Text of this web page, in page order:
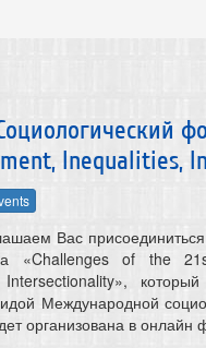
Inequalities,
Вас
«Challenges of the
Intersectionality»,
Международной
организована в онлайн